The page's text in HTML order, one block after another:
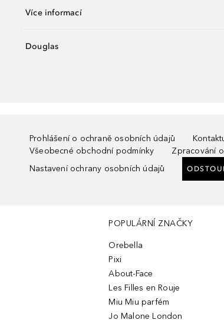
Více informací
Douglas
Prohlášení o ochraně osobních údajů
Všeobecné obchodní podmínky
Zpracování
Nastavení ochrany osobních údajů
POPULÁRNÍ ZNAČKY
Orebella
Pixi
About-Face
Les Filles en Rouje
Miu Miu parfém
Jo Malone London